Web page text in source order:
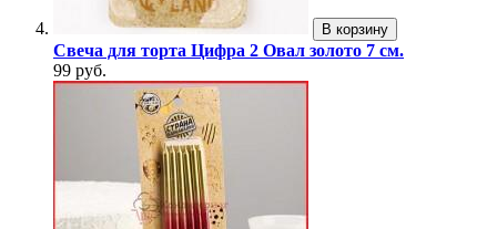
В корзину
Свеча для торта Цифра 2 Овал золото 7 см.
99 руб.